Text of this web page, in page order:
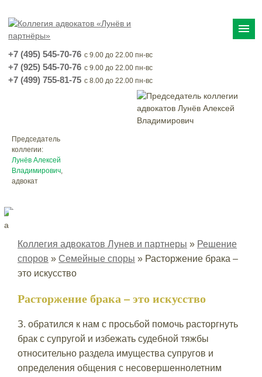
+7 (495) 545-70-76 с 9.00 до 22.00 пн-вс
+7 (925) 545-70-76 с 9.00 до 22.00 пн-вс
+7 (499) 755-81-75 с 8.00 до 22.00 пн-вс
menu
Председатель
коллегии:
Лунёв Алексей
Владимирович,
адвокат
Коллегия адвокатов Лунев и партнеры » Решение
споров » Семейные споры » Расторжение брака –
это искусство
Расторжение брака – это искусство
З. обратился к нам с просьбой помочь расторгнуть
брак с супругой и избежать судебной тяжбы
относительно раздела имущества супругов и
определения общения с несовершеннолетним